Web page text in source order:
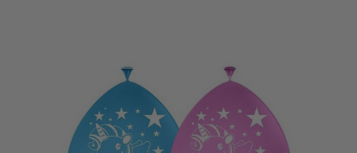
Informeer mij wanneer dit product op voorraad is
Niet op voorraad
2,39 Verpakt per 8 stuks